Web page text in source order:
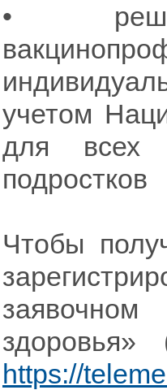
•
учетом
для всех
подростков
Чтобы
здоровья»
https://